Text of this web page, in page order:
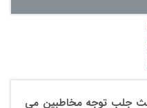
جلب توجه مخاطبین می